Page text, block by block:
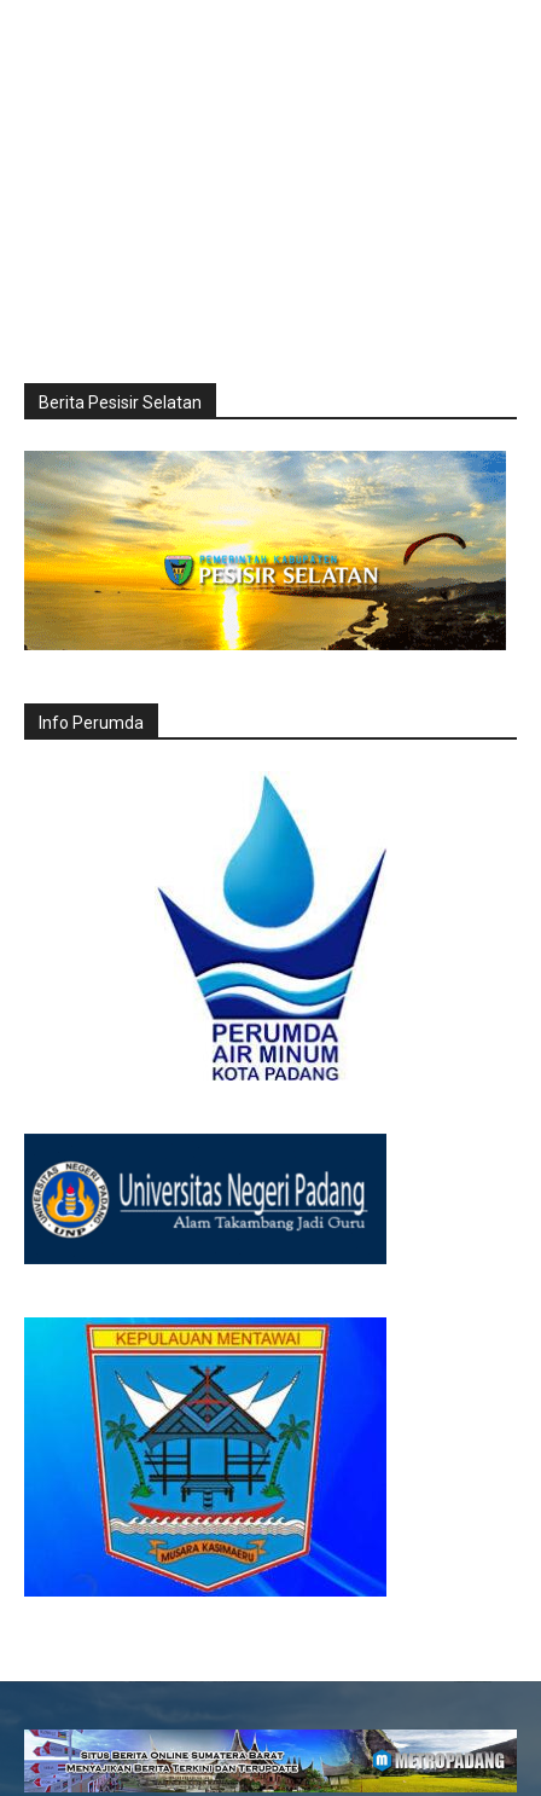
Berita Pesisir Selatan
Info Perumda